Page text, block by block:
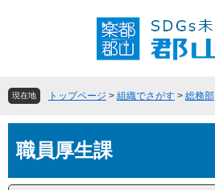
頭
す
飛
し
文
現在地 トップページ > 組織でさがす > 総務部
文職員厚生課